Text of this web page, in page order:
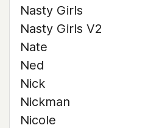
Nasty Girls
Nasty Girls V2
Nate
Ned
Nick
Nickman
Nicole